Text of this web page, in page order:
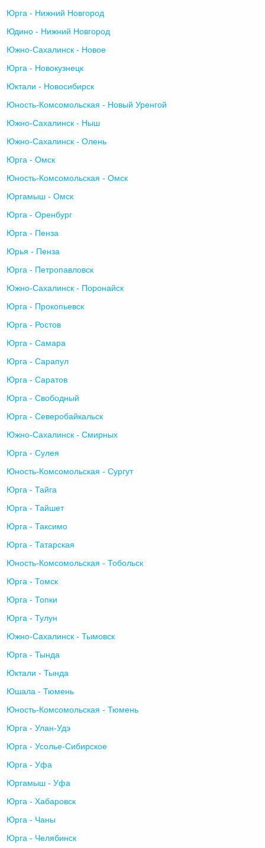
Юрга - Нижний Новгород
Юдино - Нижний Новгород
Южно-Сахалинск - Новое
Юрга - Новокузнецк
Юктали - Новосибирск
Юность-Комсомольская - Новый Уренгой
Южно-Сахалинск - Ныш
Южно-Сахалинск - Олень
Юрга - Омск
Юность-Комсомольская - Омск
Юргамыш - Омск
Юрга - Оренбург
Юрга - Пенза
Юрья - Пенза
Юрга - Петропавловск
Южно-Сахалинск - Поронайск
Юрга - Прокопьевск
Юрга - Ростов
Юрга - Самара
Юрга - Сарапул
Юрга - Саратов
Юрга - Свободный
Юрга - Северобайкальск
Южно-Сахалинск - Смирных
Юрга - Сулея
Юность-Комсомольская - Сургут
Юрга - Тайга
Юрга - Тайшет
Юрга - Таксимо
Юрга - Татарская
Юность-Комсомольская - Тобольск
Юрга - Томск
Юрга - Топки
Юрга - Тулун
Южно-Сахалинск - Тымовск
Юрга - Тында
Юктали - Тында
Юшала - Тюмень
Юность-Комсомольская - Тюмень
Юрга - Улан-Удэ
Юрга - Усолье-Сибирское
Юрга - Уфа
Юргамыш - Уфа
Юрга - Хабаровск
Юрга - Чаны
Юрга - Челябинск